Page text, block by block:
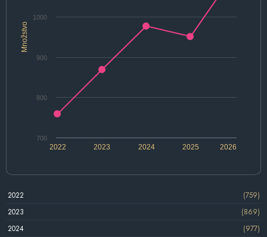
Množstvo
2025
2022 2023 2024 2026
700
800
900
1000
2022
(759)
2023
(869)
2024
(977)